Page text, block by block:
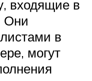
входящие в
Они
в
могут